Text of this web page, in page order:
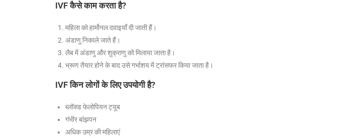
IVF कैसे काम करता है?
महिला को हार्मोनल दवाइयाँ दी जाती हैं।
अंडाणु निकाले जाते हैं।
लैब में अंडाणु और शुक्राणु को मिलाया जाता है।
भ्रूण तैयार होने के बाद उसे गर्भाशय में ट्रांसफर किया जाता है।
IVFकिन लोगों के लिए उपयोगी है?
ब्लॉक्ड फेलोपियन ट्यूब
गंभीर बांझपन
अधिक उम्र की महिलाएं